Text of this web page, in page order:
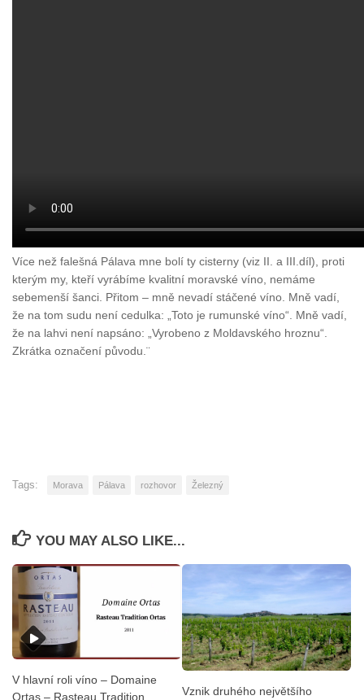
Více než falešná Pálava mne bolí ty cisterny (viz II. a III.díl), proti
kterým my, kteří vyrábíme kvalitní moravské víno, nemáme
sebemenší šanci. Přitom – mně nevadí stáčené víno. Mně vadí,
že na tom sudu není cedulka: „Toto je rumunské víno“. Mně vadí,
že na lahvi není napsáno: „Vyrobeno z Moldavského hroznu“.
Zkrátka označení původu.¨
Tags: Morava Pálava rozhovor Železný
YOU MAY ALSO LIKE...
V hlavní roli víno – Domaine
Ortas – Rasteau Tradition
Vznik druhého největšího